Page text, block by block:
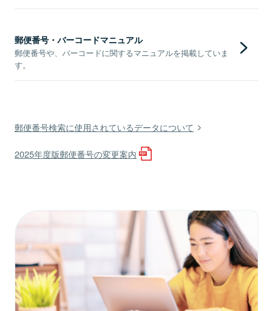
郵便番号・バーコードマニュアル
郵便番号や、バーコードに関するマニュアルを掲載していま
す。
郵便番号検索に使用されているデータについて
2025年度版郵便番号の変更案内